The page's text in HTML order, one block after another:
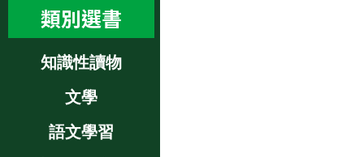
類別選書
知識性讀物
文學
語文學習